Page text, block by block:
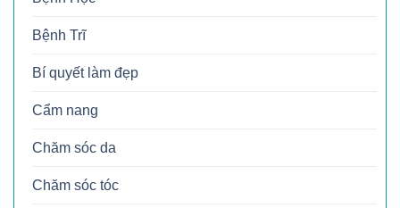
Bệnh Trĩ
Bí quyết làm đẹp
Cẩm nang
Chăm sóc da
Chăm sóc tóc